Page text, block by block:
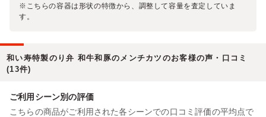
※こちらの容器は形状の特徴から、調整して容量を査定していま
す。
和い寿特製のり弁 和牛和豚のメンチカツのお客様の声・口コミ
(13件)
ご利用シーン別の評価
こちらの商品がご利用された各シーンでの口コミ評価の平均点で